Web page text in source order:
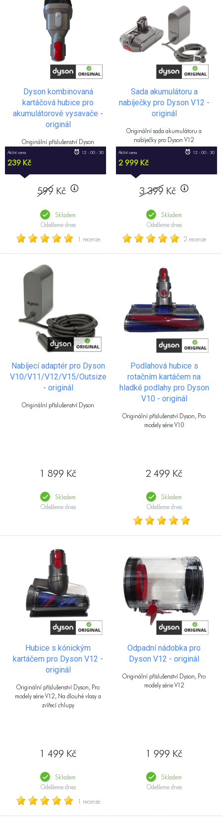
Dyson kombinovaná
kartáčová hubice pro
akumulátorové vysavače -
originál
Originální příslušenství Dyson
Akční cena
239 Kč
12 : 00 : 29
599 Kč
Skladem
Odešleme dnes
1 recenze
Sada akumulátoru a
nabíječky pro Dyson V12 -
originál
Originální sada akumulátoru a
nabíječky pro Dyson V12
Akční cena
2 999 Kč
12 : 00 : 29
3 399 Kč
Skladem
Odešleme dnes
2 recenze
Nabíjecí adaptér pro Dyson
V10/V11/V12/V15/Outsize
- originál
Originální příslušenství Dyson
1 899 Kč
Skladem
Odešleme dnes
Podlahová hubice s
rotačním kartáčem na
hladké podlahy pro Dyson
V10 - originál
Originální příslušenství Dyson, Pro
modely série V10
2 499 Kč
Skladem
Odešleme dnes
Hubice s kónickým
kartáčem pro Dyson V12 -
originál
Originální příslušenství Dyson, Pro
modely série V12, Na dlouhé vlasy a
zvířecí chlupy
1 499 Kč
Skladem
Odešleme dnes
1 recenze
Odpadní nádobka pro
Dyson V12 - originál
Originální příslušenství Dyson, Pro
modely série V12
1 999 Kč
Skladem
Odešleme dnes